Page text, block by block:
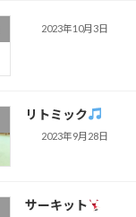
2023年10月3日
リトミック
2023年9月28日
サーキット